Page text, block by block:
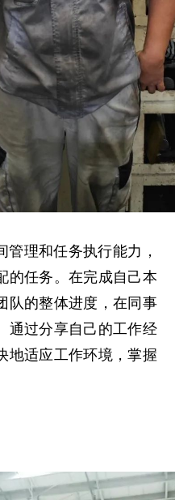
管理和任务执行能力，
的任务。在完成自己本
队的整体进度，在同事
通过分享自己的工作经
地适应工作环境，掌握